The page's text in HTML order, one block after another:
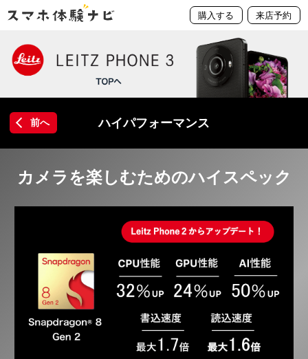
購入する 来店予約
ハイパフォーマンス
前へ
カメラを楽しむためのハイスペック